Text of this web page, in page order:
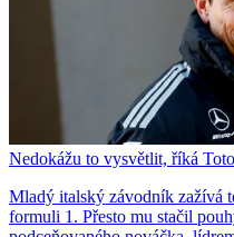
Nedokážu to vysvětlit, říká
Mladý italský závodník zažívá
formuli 1. Přesto mu stačil